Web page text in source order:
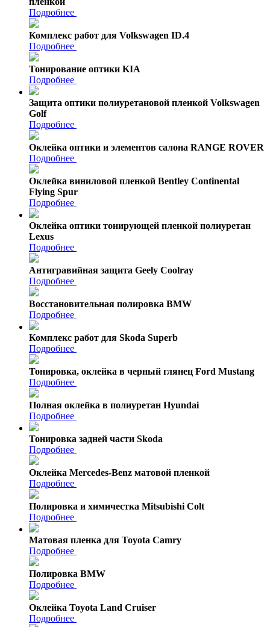
Подробнее
Комплекс работ для Volkswagen ID.4
Подробнее
Тонирование оптики KIA
Подробнее
Защита оптики полиуретановой пленкой Volkswagen
Golf
Подробнее
Оклейка оптики и элементов салона RANGE ROVER
Подробнее
Оклейка виниловой пленкой Bentley Continental
Flying Spur
Подробнее
Оклейка оптики тонирующей пленкой полиуретан
Lexus
Подробнее
Антигравийная защита Geely Coolray
Подробнее
Восстановительная полировка BMW
Подробнее
Комплекс работ для Skoda Superb
Подробнее
Тонировка, оклейка в черный глянец Ford Mustang
Подробнее
Полная оклейка в полиуретан Hyundai
Подробнее
Тонировка задней части Skoda
Подробнее
Оклейка Mercedes-Benz матовой пленкой
Подробнее
Полировка и химичестка Mitsubishi Colt
Подробнее
Матовая пленка для Toyota Camry
Подробнее
Полировка BMW
Подробнее
Оклейка Toyota Land Cruiser
Подробнее